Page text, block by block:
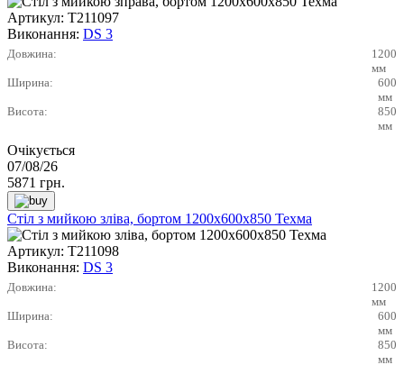
Артикул: Т211097
Виконання: DS 3
Довжина:
1200
мм
Ширина:
600
мм
Висота:
850
мм
Очікується
07/08/26
5871 грн.
Стіл з мийкою зліва, бортом 1200х600х850 Техма
Артикул: Т211098
Виконання: DS 3
Довжина:
1200
мм
Ширина:
600
мм
Висота:
850
мм